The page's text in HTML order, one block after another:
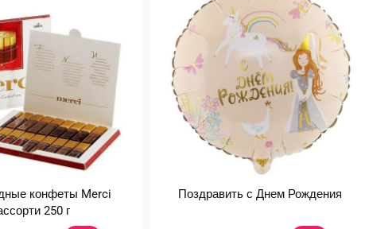
конфеты Merci
250 г
Поздравить с Днем Рождения